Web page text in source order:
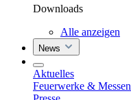
Downloads
Alle anzeigen
News
Aktuelles
Feuerwerke & Messen